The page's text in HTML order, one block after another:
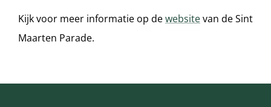
Kijk voor meer informatie op dewebsitevan de Sint
Maarten Parade.